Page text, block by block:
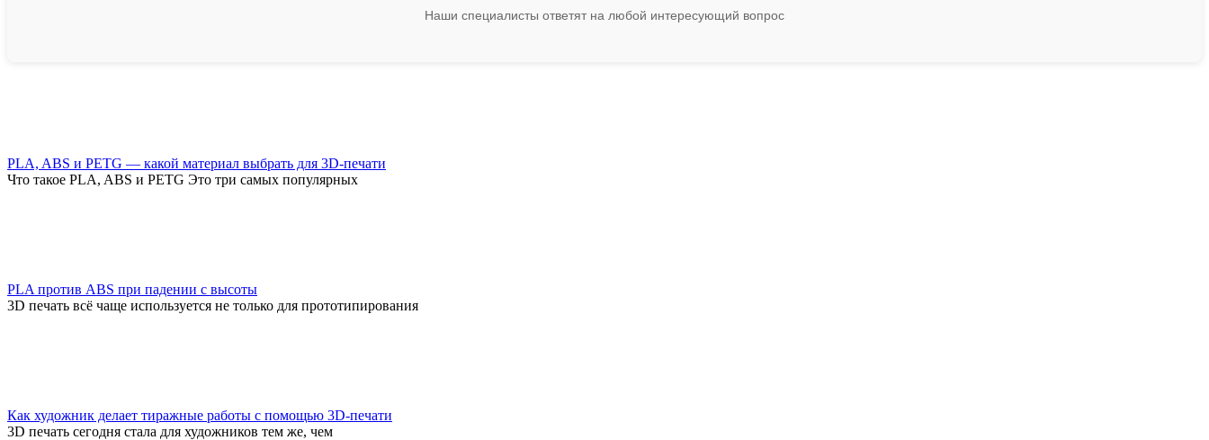
Наши специалисты ответят на любой интересующий вопрос
PLA, ABS и PETG — какой материал выбрать для 3D-печати
Что такое PLA, ABS и PETG Это три самых популярных
PLA против ABS при падении с высоты
3D печать всё чаще используется не только для прототипирования
Как художник делает тиражные работы с помощью 3D-печати
3D печать сегодня стала для художников тем же, чем